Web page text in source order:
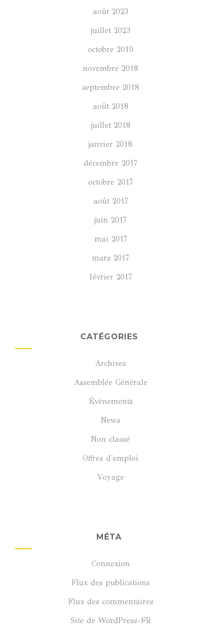
août 2023
juillet 2023
octobre 2019
novembre 2018
septembre 2018
août 2018
juillet 2018
janvier 2018
décembre 2017
octobre 2017
août 2017
juin 2017
mai 2017
mars 2017
février 2017
CATÉGORIES
Archives
Assemblée Générale
Évènements
News
Non classé
Offres d'emploi
Voyage
MÉTA
Connexion
Flux des publications
Flux des commentaires
Site de WordPress-FR